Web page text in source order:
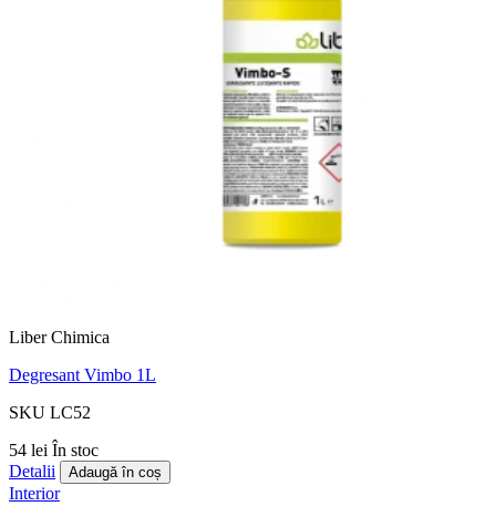
Liber Chimica
Degresant Vimbo 1L
SKU LC52
54 lei În stoc
Detalii
Adaugă în coș
Interior